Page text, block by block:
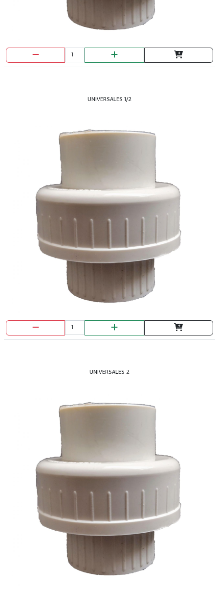
UNIVERSALES 1/2
UNIVERSALES 2